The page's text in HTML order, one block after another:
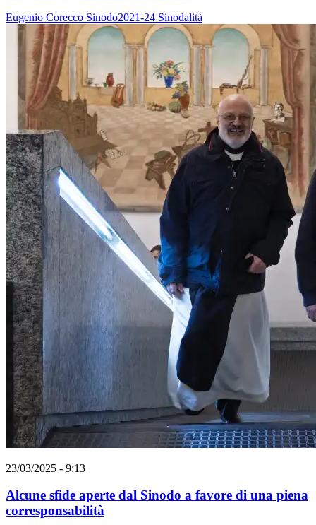
Eugenio Corecco Sinodo2021-24 Sinodalità
23/03/2025 - 9:13
Alcune sfide aperte dal Sinodo a favore di una piena
corresponsabilità